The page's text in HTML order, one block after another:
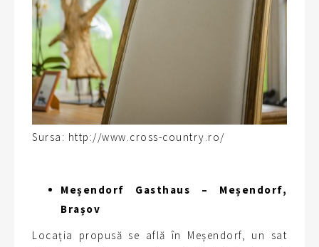
Sursa: http://www.cross-country.ro/
Meșendorf Gasthaus – Meșendorf,
Brașov
Locația propusă se află în Meșendorf, un sat